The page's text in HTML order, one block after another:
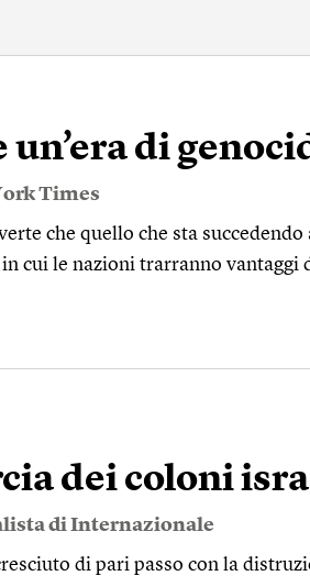
un’era di
Times
che quello che sta succedendo
cui le nazioni trarranno vantaggi
dei coloni
di Internazionale
di pari passo con la